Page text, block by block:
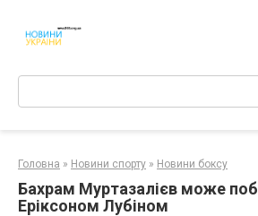
контенту
Поиск:
Головна » Новини спорту » Новини боксу
Бахрам Муртазалієв може
Еріксоном Лубіном